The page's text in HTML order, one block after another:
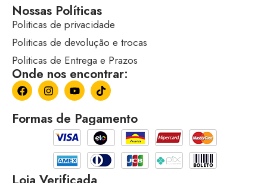
Nossas Políticas
Politicas de privacidade
Politicas de devolução e trocas
Politicas de Entrega e Prazos
Onde nos encontrar:
Formas de Pagamento